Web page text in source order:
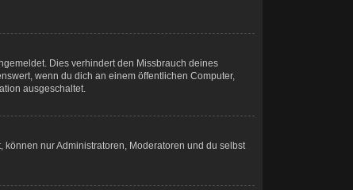
Dies verhindert den Missbrauch deines
wenn du dich an einem öffentlichen Computer,
ausgeschaltet.
nur Administratoren, Moderatoren und du selbst